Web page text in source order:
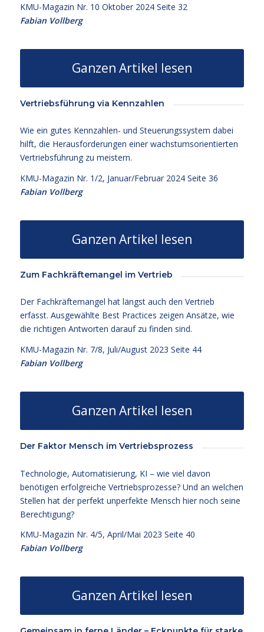
KMU-Magazin Nr. 10 Oktober 2024 Seite 32
Fabian Vollberg
Ganzen Artikel lesen
Vertriebsführung via Kennzahlen
Wie ein gutes Kennzahlen- und Steuerungssystem dabei
hilft, die Herausforderungen einer wachstumsorientierten
Vertriebsführung zu meistern.
KMU-Magazin Nr. 1/2, Januar/Februar 2024 Seite 36
Fabian Vollberg
Ganzen Artikel lesen
Zum Fachkräftemangel im Vertrieb
Der Fachkräftemangel hat längst auch den Vertrieb
erfasst. Ausgewählte Best Practices zeigen Ansätze, wie
die richtigen Antworten darauf zu finden sind.
KMU-Magazin Nr. 7/8, Juli/August 2023 Seite 44
Fabian Vollberg
Ganzen Artikel lesen
Der Faktor Mensch im Vertriebsprozess
Technologie, Automatisierung, KI – wie viel davon
benötigen erfolgreiche Vertriebsprozesse? Und an welchen
Stellen hat der perfekt unperfekte Mensch hier noch seine
Berechtigung?
KMU-Magazin Nr. 4/5, April/Mai 2023 Seite 40
Fabian Vollberg
Ganzen Artikel lesen